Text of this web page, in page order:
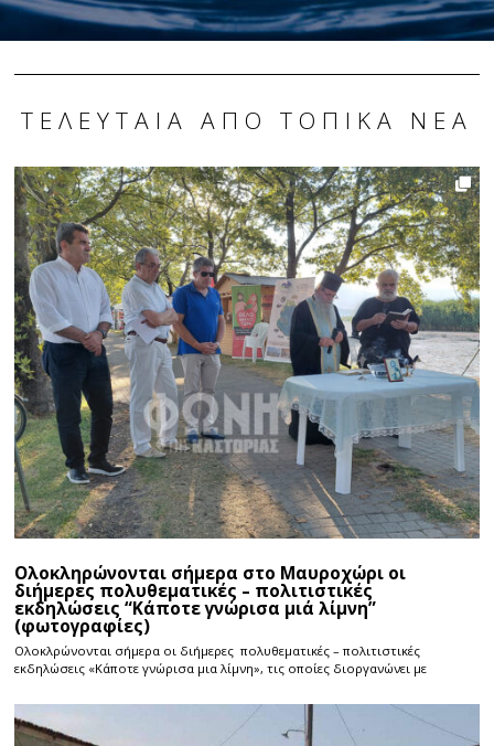
ΤΕΛΕΥΤΑΊΑ ΑΠΌ ΤΟΠΙΚΆ ΝΈΑ
Ολοκληρώνονται σήμερα στο Μαυροχώρι οι
διήμερες πολυθεματικές – πολιτιστικές
εκδηλώσεις “Κάποτε γνώρισα μιά λίμνη”
(φωτογραφίες)
Ολοκλρώνονται σήμερα οι διήμερες πολυθεματικές – πολιτιστικές
εκδηλώσεις «Κάποτε γνώρισα μια λίμνη», τις οποίες διοργανώνει με